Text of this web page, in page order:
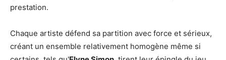
prestation.
Chaque artiste défend sa partition avec force et sérieux,
créant un ensemble relativement homogène même si